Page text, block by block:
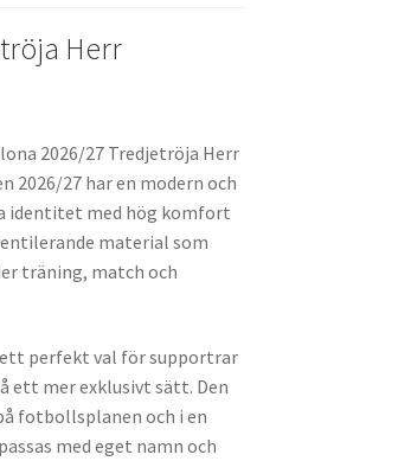
Herr
2026/27 Tredjetröja Herr
2026/27 har en modern och
identitet med hög komfort
material som
träning, match och
ett perfekt val för supportrar
ett mer exklusivt sätt. Den
fotbollsplanen och i en
med eget namn och